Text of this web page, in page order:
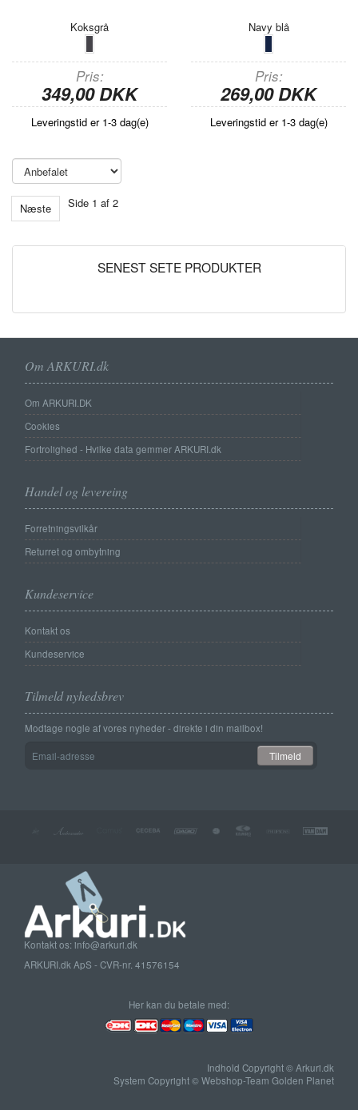
Koksgrå
Pris
349,00 DKK
Leveringstid er 1-3 dag(e)
Navy blå
Pris
269,00 DKK
Leveringstid er 1-3 dag(e)
Side 1 af 2
Næste
SENEST SETE PRODUKTER
Om ARKURI.dk
Om ARKURI.DK
Cookies
Fortrolighed - Hvilke data gemmer ARKURI.dk
Handel og levereing
Forretningsvilkår
Returret og ombytning
Kundeservice
Kontakt os
Kundeservice
Tilmeld nyhedsbrev
Modtage nogle af vores nyheder - direkte i din mailbox!
adresse
Tilmeld
Kontakt os: info@arkuri.dk
ARKURI.dk ApS - CVR-nr. 41576154
Her kan du betale med:
Indhold Copyright © Arkuri.dk
System Copyright © Webshop-Team Golden Planet